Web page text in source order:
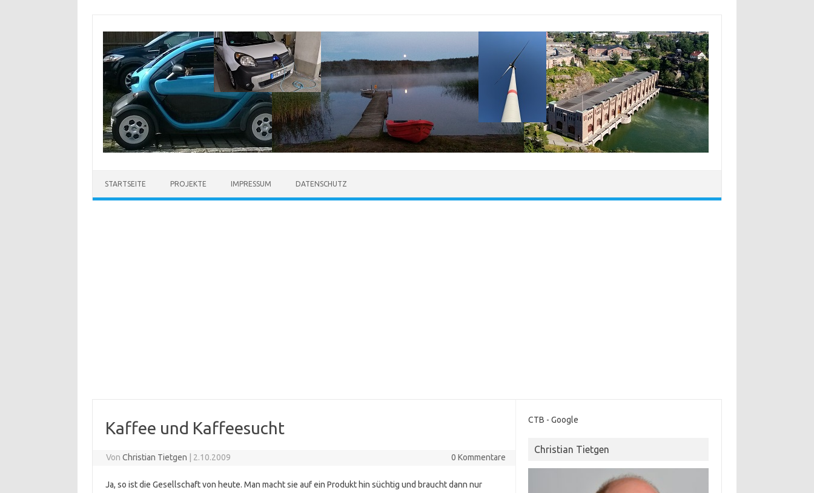
STARTSEITE PROJEKTE IMPRESSUM DATENSCHUTZ
Kaffee und Kaffeesucht
VonChristian Tietgen 2.10.2009 0 Kommentare
Ja, so ist die Gesellschaft von heute. Man macht sie auf ein Produkt hin süchtig und braucht dann nur
CTB - Google
Christian Tietgen